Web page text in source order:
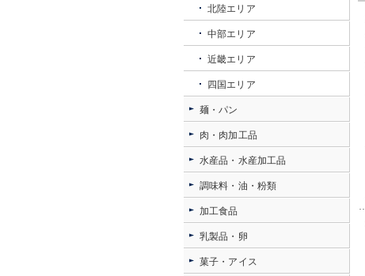
北陸エリア
中部エリア
近畿エリア
四国エリア
麺・パン
肉・肉加工品
水産品・水産加工品
調味料・油・粉類
加工食品
乳製品・卵
菓子・アイス